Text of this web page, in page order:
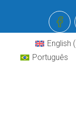
English (
Português